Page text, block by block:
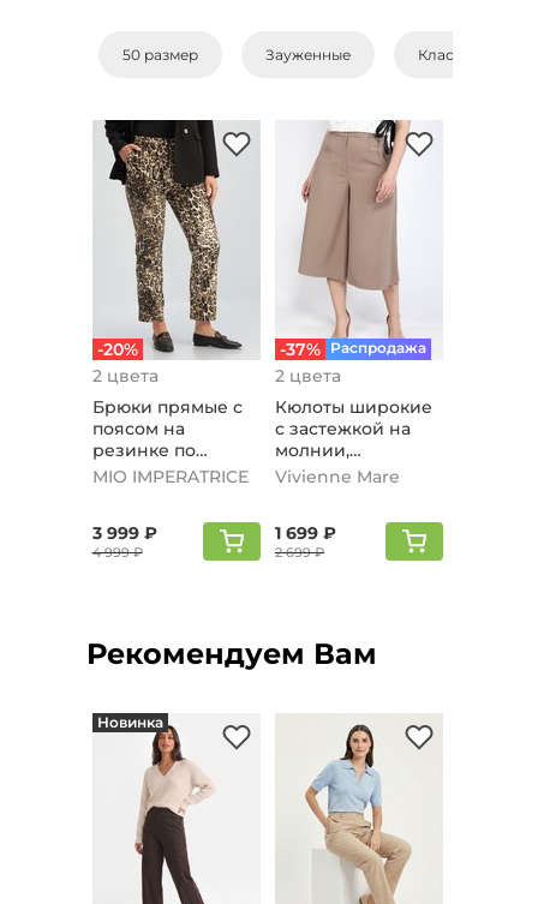
50 размер Зауженные Классические
-20%
2 цвета
Брюки прямые с
поясом на
резинке по
спинке, леопард
MIO IMPERATRICE
3 999 ₽
4 999 ₽
-37% Распродажа
2 цвета
Кюлоты широкие
с застежкой на
молнии,
коричневый
Vivienne Mare
1 699 ₽
2 699 ₽
Рекомендуем Вам
Новинка